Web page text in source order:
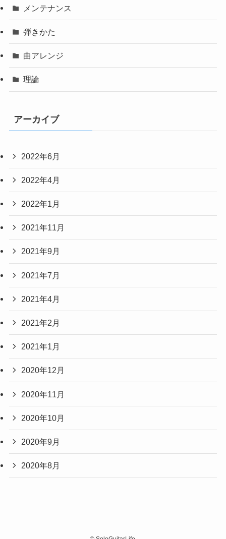
メンテナンス
弾きかた
曲アレンジ
理論
アーカイブ
2022年6月
2022年4月
2022年1月
2021年11月
2021年9月
2021年7月
2021年4月
2021年2月
2021年1月
2020年12月
2020年11月
2020年10月
2020年9月
2020年8月